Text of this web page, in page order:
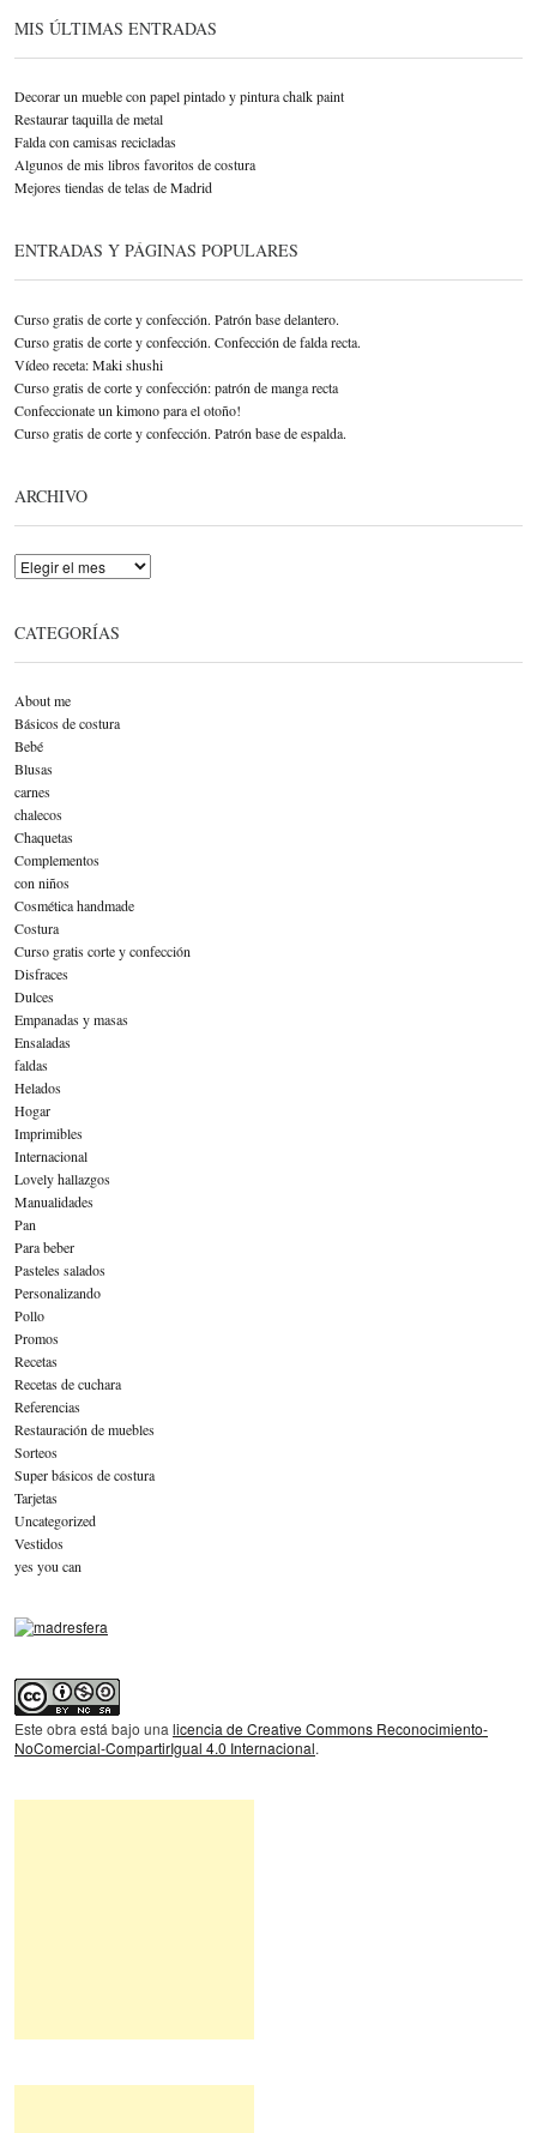
MIS ÚLTIMAS ENTRADAS
Decorar un mueble con papel pintado y pintura chalk paint
Restaurar taquilla de metal
Falda con camisas recicladas
Algunos de mis libros favoritos de costura
Mejores tiendas de telas de Madrid
ENTRADAS Y PÁGINAS POPULARES
Curso gratis de corte y confección. Patrón base delantero.
Curso gratis de corte y confección. Confección de falda recta.
Vídeo receta: Maki shushi
Curso gratis de corte y confección: patrón de manga recta
Confeccionate un kimono para el otoño!
Curso gratis de corte y confección. Patrón base de espalda.
ARCHIVO
Archivo
CATEGORÍAS
About me
Básicos de costura
Bebé
Blusas
carnes
chalecos
Chaquetas
Complementos
con niños
Cosmética handmade
Costura
Curso gratis corte y confección
Disfraces
Dulces
Empanadas y masas
Ensaladas
faldas
Helados
Hogar
Imprimibles
Internacional
Lovely hallazgos
Manualidades
Pan
Para beber
Pasteles salados
Personalizando
Pollo
Promos
Recetas
Recetas de cuchara
Referencias
Restauración de muebles
Sorteos
Super básicos de costura
Tarjetas
Uncategorized
Vestidos
yes you can
Este obra está bajo una licencia de Creative Commons Reconocimiento-
NoComercial-CompartirIgual 4.0 Internacional.